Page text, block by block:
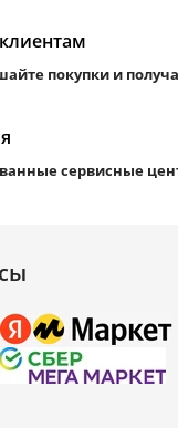
покупки и
сервисные